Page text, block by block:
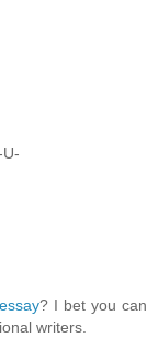
? I bet you can
writers.